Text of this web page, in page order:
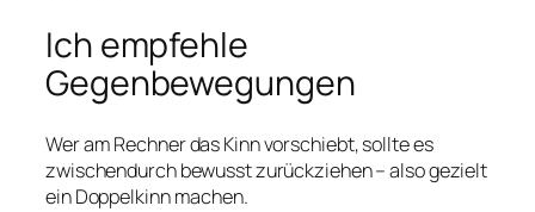
Ich empfehle
Gegenbewegungen
Wer am Rechner das Kinn vorschiebt, sollte es
zwischendurch bewusst zurückziehen – also gezielt
ein Doppelkinn machen.